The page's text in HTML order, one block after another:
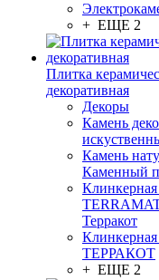
+ ЕЩЕ 2
Плитка
декоративная
Декоры
Камень
Камень
Каменный
Клинкерная
Терракот
Клинкерная
ТЕРРАКОТ
+ ЕЩЕ 2